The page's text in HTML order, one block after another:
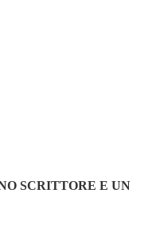
SCRITTORE E UN